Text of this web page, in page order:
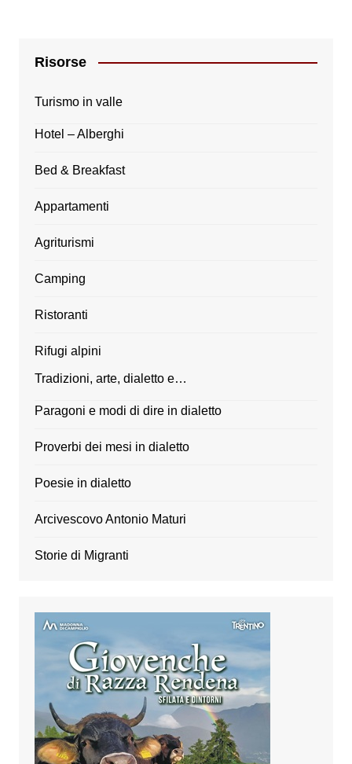
Risorse
Turismo in valle
Hotel – Alberghi
Bed & Breakfast
Appartamenti
Agriturismi
Camping
Ristoranti
Rifugi alpini
Tradizioni, arte, dialetto e…
Paragoni e modi di dire in dialetto
Proverbi dei mesi in dialetto
Poesie in dialetto
Arcivescovo Antonio Maturi
Storie di Migranti